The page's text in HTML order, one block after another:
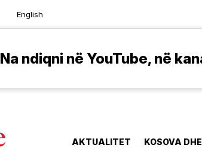
English
Na ndiqni në YouTube, në
AKTUALITET KOSOVA